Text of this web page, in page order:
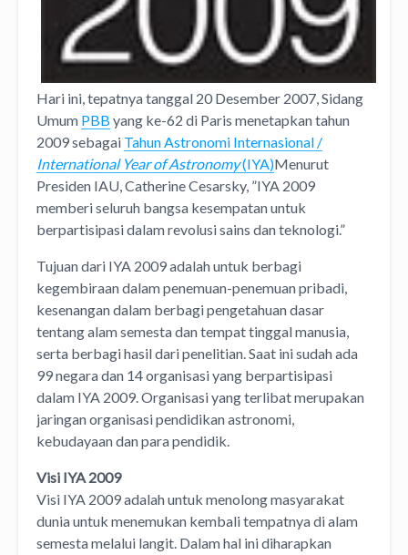
Hari ini, tepatnya tanggal 20 Desember 2007, Sidang
Umum PBB yang ke-62 di Paris menetapkan tahun
2009 sebagai Tahun Astronomi Internasional /
International Year of Astronomy(IYA)Menurut
Presiden IAU, Catherine Cesarsky, ”IYA 2009
memberi seluruh bangsa kesempatan untuk
berpartisipasi dalam revolusi sains dan teknologi.”
Tujuan dari IYA 2009 adalah untuk berbagi
kegembiraan dalam penemuan-penemuan pribadi,
kesenangan dalam berbagi pengetahuan dasar
tentang alam semesta dan tempat tinggal manusia,
serta berbagi hasil dari penelitian. Saat ini sudah ada
99 negara dan 14 organisasi yang berpartisipasi
dalam IYA 2009. Organisasi yang terlibat merupakan
jaringan organisasi pendidikan astronomi,
kebudayaan dan para pendidik.
Visi IYA 2009
Visi IYA 2009 adalah untuk menolong masyarakat
dunia untuk menemukan kembali tempatnya di alam
semesta melalui langit. Dalam hal ini diharapkan